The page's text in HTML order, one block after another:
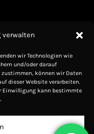
verwalten
wir Technologien wie
und/oder darauf
zustimmen, können wir Daten
dieser Website verarbeiten.
Einwilligung kann bestimmte